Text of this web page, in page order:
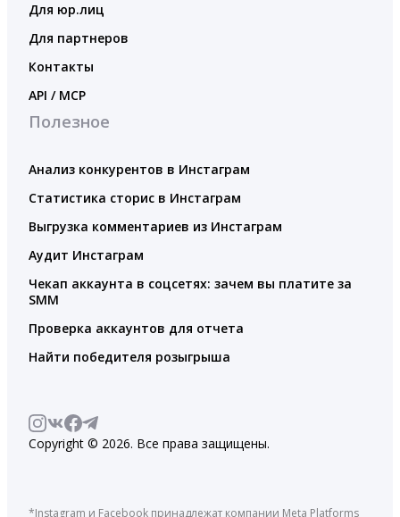
Для юр.лиц
Для партнеров
Контакты
API / MCP
Полезное
Анализ конкурентов в Инстаграм
Статистика сторис в Инстаграм
Выгрузка комментариев из Инстаграм
Аудит Инстаграм
Чекап аккаунта в соцсетях: зачем вы платите за
SMM
Проверка аккаунтов для отчета
Найти победителя розыгрыша
Copyright © 2026. Все права защищены.
*Instagram и Facebook принадлежат компании Meta Platforms